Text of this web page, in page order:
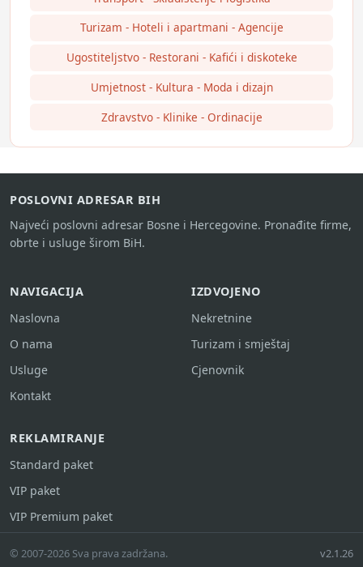
Turizam - Hoteli i apartmani - Agencije
Ugostiteljstvo - Restorani - Kafići i diskoteke
Umjetnost - Kultura - Moda i dizajn
Zdravstvo - Klinike - Ordinacije
POSLOVNI ADRESAR BIH
Najveći poslovni adresar Bosne i Hercegovine. Pronađite firme,
obrte i usluge širom BiH.
NAVIGACIJA
Naslovna
O nama
Usluge
Kontakt
IZDVOJENO
Nekretnine
Turizam i smještaj
Cjenovnik
REKLAMIRANJE
Standard paket
VIP paket
VIP Premium paket
© 2007-2026 Sva prava zadržana. v2.1.26